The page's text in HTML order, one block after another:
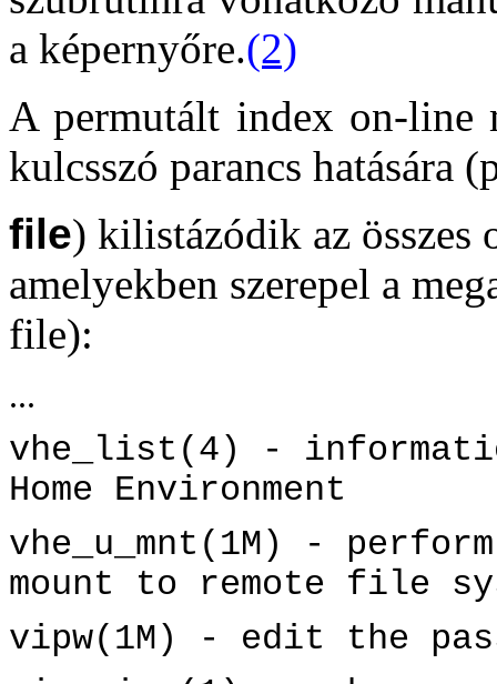
a képernyőre.(2)
A permutált index on-
kulcsszó parancs hatására
file) kilistázódik az összes
amelyekben szerepel a
file):
...
vhe_list(4) -
Home Environment
vhe_u_mnt(1M) -
mount to remote file
vipw(1M) - edit the